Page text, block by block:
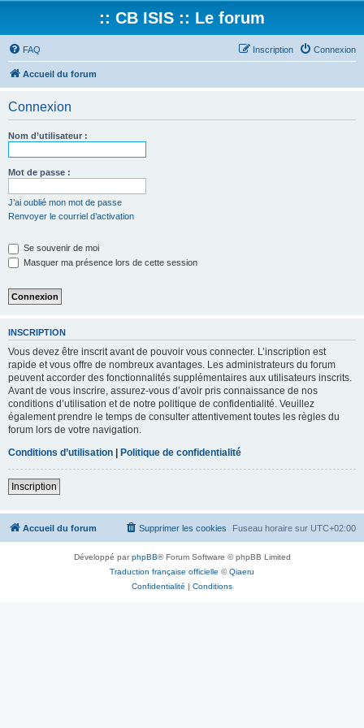
:: CB ISIS :: Le forum
FAQ Connexion
Inscription
Accueil du forum
Connexion
Nom d’utilisateur :
Mot de passe :
J’ai oublié mon mot de passe
Renvoyer le courriel d’activation
Se souvenir de moi
Masquer ma présence lors de cette session
INSCRIPTION
Vous devez être inscrit avant de pouvoir vous connecter. L’inscription est
rapide et vous offre de nombreux avantages. Les administrateurs du forum
peuvent accorder des fonctionnalités supplémentaires aux utilisateurs inscrits.
Avant de vous inscrire, assurez-vous d’avoir pris connaissance de nos
conditions d’utilisation et de notre politique de confidentialité. Veuillez
également prendre le temps de consulter attentivement toutes les règles du
forum lors de votre navigation.
Conditions d’utilisation | Politique de confidentialité
Inscription
Accueil du forum Fuseau horaire sur UTC+02:00
Supprimer les cookies
Développé parphpBB® Forum Software © phpBB Limited
Traduction française officielle ©Qiaeru
Confidentialité | Conditions